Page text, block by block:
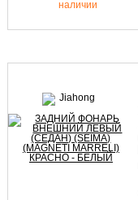
наличии